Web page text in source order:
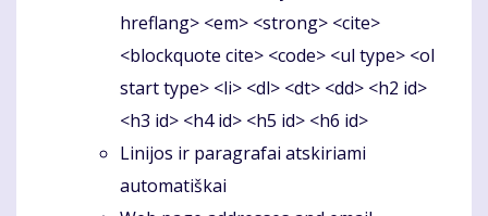
hreflang> <em> <strong> <cite>
<blockquote cite> <code> <ul type> <ol
start type> <li> <dl> <dt> <dd> <h2 id>
<h3 id> <h4 id> <h5 id> <h6 id>
Linijos ir paragrafai atskiriami
automatiškai